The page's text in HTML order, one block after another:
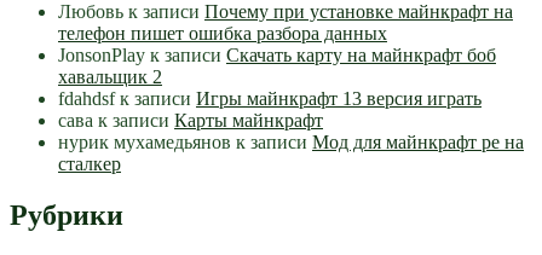
Любовь к записи Почему при установке майнкрафт на
телефон пишет ошибка разбора данных
JonsonPlay к записи Скачать карту на майнкрафт боб
хавальщик 2
fdahdsfк записи Игры майнкрафт 13 версия играть
сава к записи Карты майнкрафт
нурик мухамедьянов к записи Мод для майнкрафт pe на
сталкер
Рубрики